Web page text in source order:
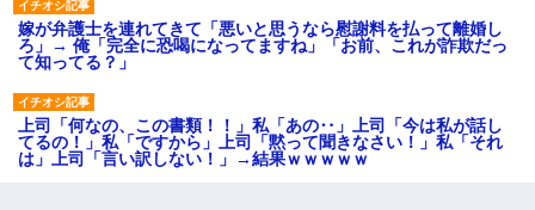
嫁が弁護士を連れてきて「悪いと思うなら慰謝料を払って離婚し
ろ」→ 俺「完全に恐喝になってますね」「お前、これが詐欺だっ
て知ってる？」
上司「何なの、この書類！！」私「あの‥」上司「今は私が話し
てるの！」私「ですから」上司「黙って聞きなさい！」私「それ
は」上司「言い訳しない！」→結果ｗｗｗｗｗ